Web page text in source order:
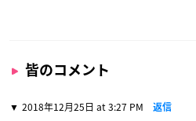
皆のコメント
2018年12月25日 at 3:27 PM 返信